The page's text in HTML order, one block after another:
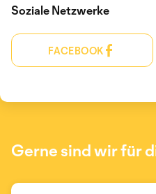
Soziale Netzwerke
FACEBOOK
Gerne sind wir für